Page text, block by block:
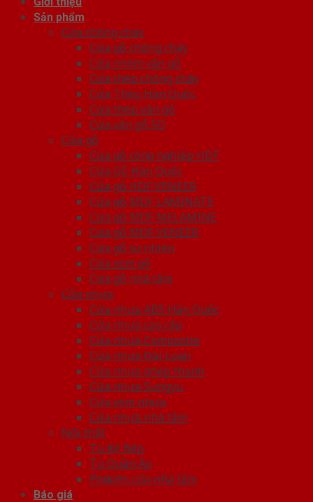
Sản phẩm
Cửa chống cháy
Cửa gỗ chống cháy
Cửa nhôm vân gỗ
Cửa thép chống cháy
Cửa Thép Hàn Quốc
Cửa thép vân gỗ
Cửa vân gỗ 5D
Cửa gỗ
Cửa gỗ công nghiệp HDF
Cửa Gỗ Hàn Quốc
Cửa gỗ HDF VENEER
Cửa gỗ MDF LAMINATE
Cửa gỗ MDF MELAMINE
Cửa gỗ MDF VENEER
Cửa gỗ tự nhiên
Cửa vòm gỗ
Cửa gỗ nhà tắm
Cửa nhựa
Cửa nhựa ABS Hàn Quốc
Cửa nhựa cao cấp
Cửa nhựa Composite
Cửa nhựa Đài Loan
Cửa nhựa ghép thanh
Cửa nhựa Sungyu
Cửa vòm nhựa
Cửa nhựa nhà tắm
Nội thất
Tủ Kệ Bếp
Tủ Quần Áo
Phụ kiện cửa nhà tắm
Báo giá